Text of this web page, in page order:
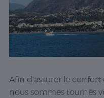
Afin d’assurer le
nous sommes tournés